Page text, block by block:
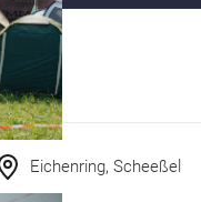
Eichenring, Scheeßel